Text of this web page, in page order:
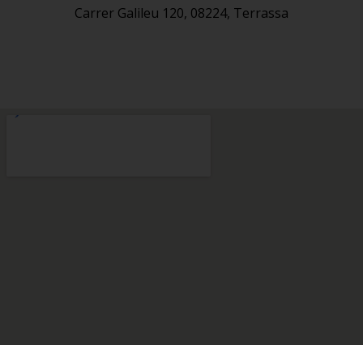
Carrer Galileu 120, 08224, Terrassa